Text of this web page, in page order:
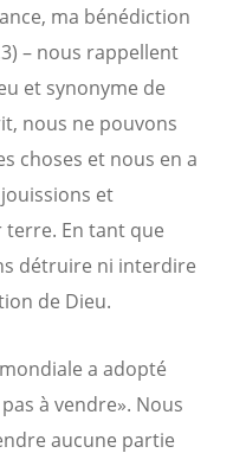
ma bénédiction
– nous rappellent
et synonyme de
nous ne pouvons
choses et nous en a
et
En tant que
détruire ni interdire
de Dieu.
a adopté
à vendre». Nous
aucune partie